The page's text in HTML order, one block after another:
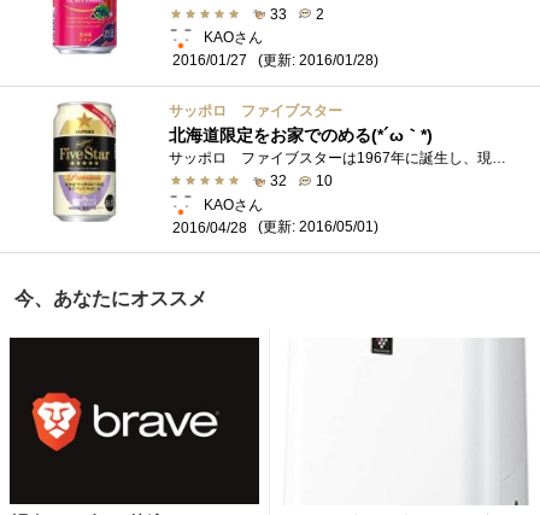
33
2
KAOさん
2016/01/27
(更新: 2016/01/28)
サッポロ ファイブスター
北海道限定をお家でのめる(*´ω｀*)
32
10
KAOさん
2016/04/28
(更新: 2016/05/01)
今、あなたにオススメ